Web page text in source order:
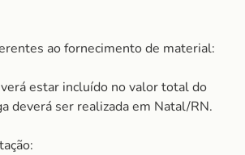
ao fornecimento de material:
estar incluído no valor total do
deverá ser realizada em Natal/RN.